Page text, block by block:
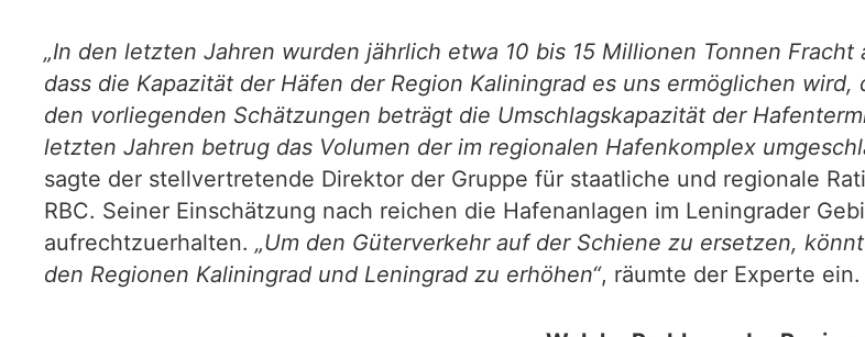
„In den letzten Jahren wurden jährlich etwa 10 bis 15 Millionen Tonnen
dass die Kapazität der Häfen der Region Kaliningrad es uns ermöglichen
den vorliegenden Schätzungen beträgt die Umschlagskapazität der
letzten Jahren betrug das Volumen der im regionalen Hafenkomplex
sagte der stellvertretende Direktor der Gruppe für staatliche und regionale
RBC. Seiner Einschätzung nach reichen die Hafenanlagen im Leningrader
aufrechtzuerhalten. „Um den Güterverkehr auf der Schiene zu ersetzen,
den Regionen Kaliningrad und Leningrad zu erhöhen“, räumte der Experte ein.